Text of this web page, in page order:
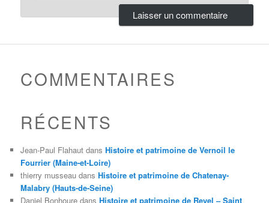
COMMENTAIRES
RÉCENTS
Jean-Paul Flahaut dansHistoire et patrimoine de Vernoil le
Fourrier (Maine-et-Loire)
thierry musseau dansHistoire et patrimoine de Chatenay-
Malabry (Hauts-de-Seine)
Daniel Bonhoure dansHistoire et patrimoine de Revel – Saint